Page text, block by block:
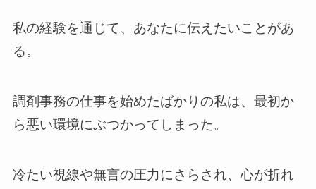
私の経験を通じて、あなたに伝えたいことがあ
る。
調剤事務の仕事を始めたばかりの私は、最初か
ら悪い環境にぶつかってしまった。
冷たい視線や無言の圧力にさらされ、心が折れ